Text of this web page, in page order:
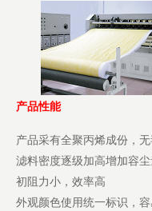
产品性能
产品采有全聚丙烯成份，
滤料密度逐级加高增加容
初阻力小，效率高
外观颜色使用统一标识，